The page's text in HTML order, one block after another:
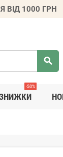
1000 ГРН
search
-50%